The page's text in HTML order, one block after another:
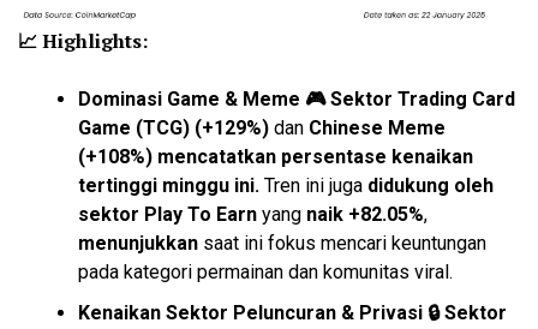
📈 Highlights:
Dominasi Game & Meme 🎮 Sektor Trading Card
Game (TCG) (+129%) dan Chinese Meme
(+108%) mencatatkan persentase kenaikan
tertinggi minggu ini. Tren ini juga didukung oleh
sektor Play To Earn yang naik +82.05%,
menunjukkan saat ini fokus mencari keuntungan
pada kategori permainan dan komunitas viral.
Kenaikan Sektor Peluncuran & Privasi 🔒 Sektor